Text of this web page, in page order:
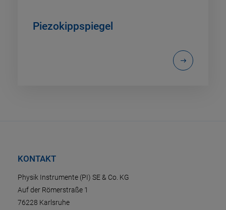
Piezokippspiegel
KONTAKT
Physik Instrumente (PI) SE & Co. KG
Auf der Römerstraße 1
76228 Karlsruhe